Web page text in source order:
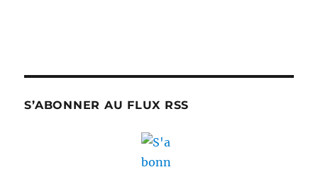
S’ABONNER AU FLUX RSS